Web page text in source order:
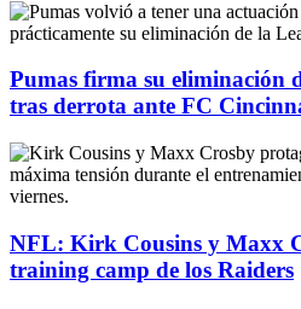
Pumas firma su eliminación
tras derrota ante FC
NFL: Kirk Cousins y Maxx
training camp de los Raiders